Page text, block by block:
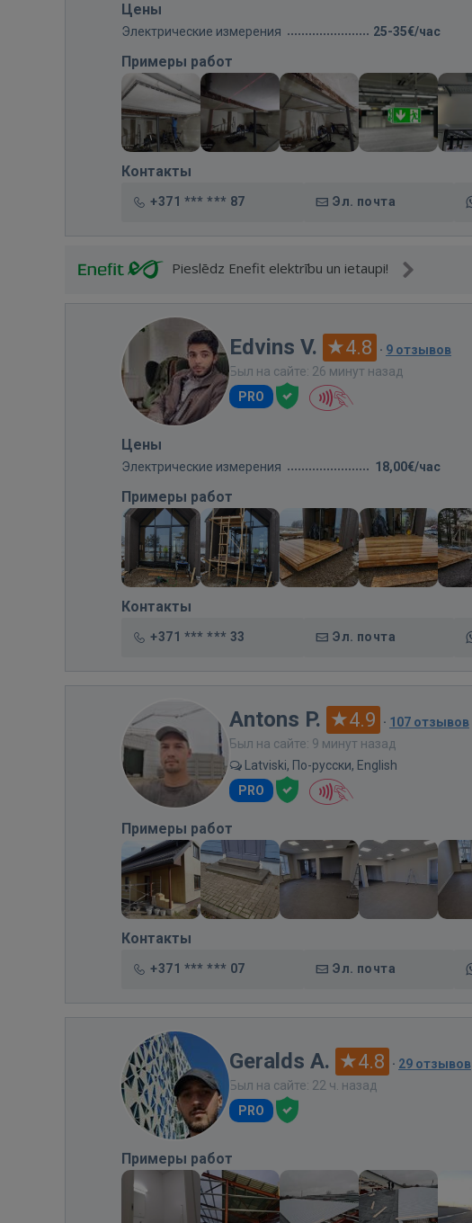
Цены
Электрические измерения 25-35€/час
Примеры работ
Контакты
+371 *** *** 87 Эл. почта
Pieslēdz Enefit elektrību un ietaupi!
Edvins V. 4.8 · 9 отзывов
Был на сайте: 26 минут назад
PRO
Цены
Электрические измерения 18,00€/час
Примеры работ
Контакты
+371 *** *** 33 Эл. почта
Antons P. 4.9 · 107 отзывов
Был на сайте: 9 минут назад
Latviski, По-русски, English
PRO
Примеры работ
Контакты
+371 *** *** 07 Эл. почта
Geralds A. 4.8 · 29 отзывов
Был на сайте: 22 ч. назад
PRO
Примеры работ